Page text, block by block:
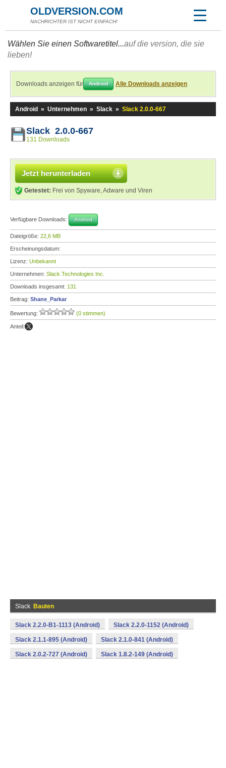
OLDVERSION.COM
NACHRICHTER IST NICHT EINFACH!
Wählen Sie einen Softwaretitel...auf die version, die sie
lieben!
Downloads anzeigen für Android Alle Downloads anzeigen
Android » Unternehmen » Slack » Slack 2.0.0-667
Slack 2.0.0-667
131 Downloads
Jetzt herunterladen
Getestet: Frei von Spyware, Adware und Viren
Verfügbare Downloads: Android
Dateigröße: 22,6 MB
Erscheinungsdatum:
Lizenz: Unbekannt
Unternehmen: Slack Technologies Inc.
Downloads insgesamt: 131
Beitrag: Shane_Parkar
Bewertung: (0 stimmen)
Anteil:
Slack Bauten
Slack 2.2.0-B1-1113 (Android) Slack 2.2.0-1152 (Android)
Slack 2.1.1-895 (Android) Slack 2.1.0-841 (Android)
Slack 2.0.2-727 (Android) Slack 1.8.2-149 (Android)